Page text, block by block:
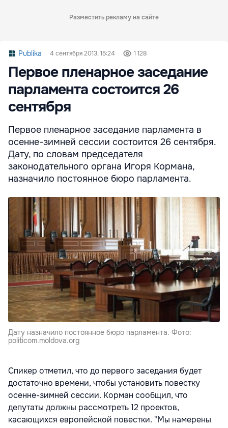
Разместить рекламу на сайте
Publika 4 сентября 2013, 15:24 1 128
Первое пленарное заседание
парламента состоится 26
сентября
Первое пленарное заседание парламента в
осенне-зимней сессии состоится 26 сентября.
Дату, по словам председателя
законодательного органа Игоря Кормана,
назначило постоянное бюро парламента.
Дату назначило постоянное бюро парламента. Фото:
politicom.moldova.org
Спикер отметил, что до первого заседания будет
достаточно времени, чтобы установить повестку
осенне-зимней сессии. Корман сообщил, что
депутаты должны рассмотреть 12 проектов,
касающихся европейской повестки. "Мы намерены